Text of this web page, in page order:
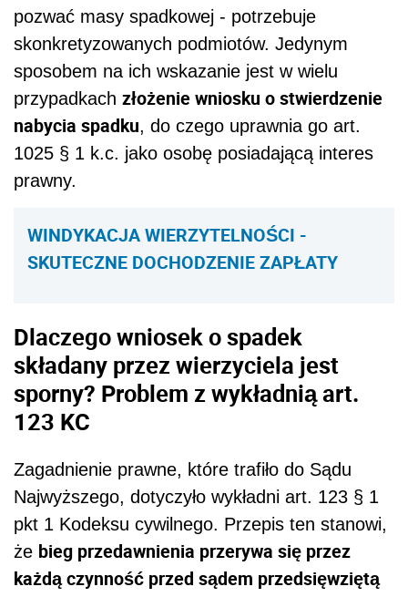
pozwać masy spadkowej - potrzebuje
skonkretyzowanych podmiotów. Jedynym
sposobem na ich wskazanie jest w wielu
przypadkach złożenie wniosku o stwierdzenie
nabycia spadku, do czego uprawnia go art.
1025 § 1 k.c. jako osobę posiadającą interes
prawny.
WINDYKACJA WIERZYTELNOŚCI -
SKUTECZNE DOCHODZENIE ZAPŁATY
Dlaczego wniosek o spadek
składany przez wierzyciela jest
sporny? Problem z wykładnią art.
123 KC
Zagadnienie prawne, które trafiło do Sądu
Najwyższego, dotyczyło wykładni art. 123 § 1
pkt 1 Kodeksu cywilnego. Przepis ten stanowi,
że bieg przedawnienia przerywa się przez
każdą czynność przed sądem przedsięwziętą